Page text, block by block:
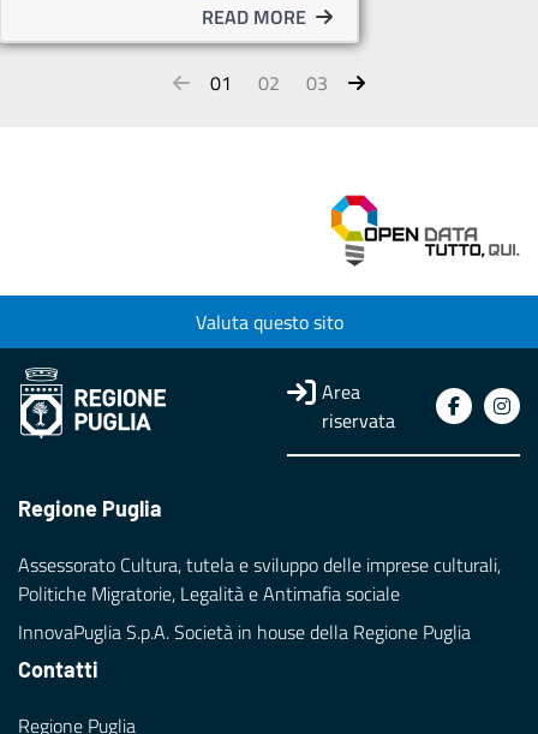
READ MORE
01 02 03
Valuta questo sito
Area
riservata
Regione Puglia
Assessorato Cultura, tutela e sviluppo delle imprese culturali,
Politiche Migratorie, Legalità e Antimafia sociale
InnovaPuglia S.p.A. Società in house della Regione Puglia
Contatti
Regione Puglia